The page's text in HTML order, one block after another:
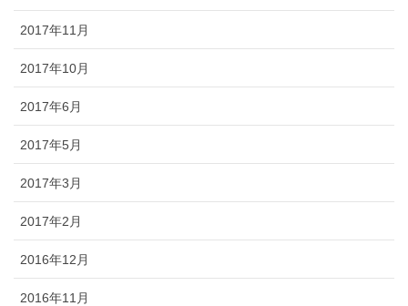
2017年11月
2017年10月
2017年6月
2017年5月
2017年3月
2017年2月
2016年12月
2016年11月